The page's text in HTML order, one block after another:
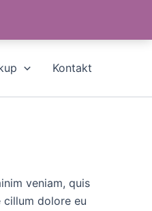
Kontakt
veniam, quis
dolore eu